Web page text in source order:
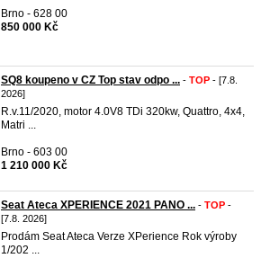
Brno - 628 00
850 000 Kč
SQ8 koupeno v CZ Top stav odpo ... - TOP - [7.8.
2026]
R.v.11/2020, motor 4.0V8 TDi 320kw, Quattro, 4x4,
Matri ...
Brno - 603 00
1 210 000 Kč
Seat Ateca XPERIENCE 2021 PANO ... - TOP -
[7.8. 2026]
Prodám Seat Ateca Verze XPerience Rok výroby
1/202 ...